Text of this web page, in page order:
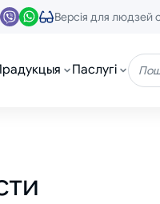
Версія для людзей
Паслугі